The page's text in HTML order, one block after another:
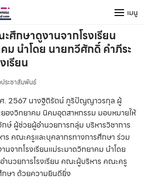
เมนู
ศึกษาดูงานจากโรงเรียน
ม นำโดย นายทวีศักดิ์ คำภีระ
เรียน
ระชาสัมพันธ์
. 2567 นางฐิติรัตน์ ภูริปัญญาวรกุล ผู้
ยองวิทยาคม นิคมอุตสาหกรรม มอบหมายให้
ษ์ ผู้ช่วยผู้อำนวยการกลุ่ม บริหารวิชาการ
คณะครูและบุคลากรทางการศึกษา ร่วม
จากโรงเรียนแม่ระมาดวิทยาคม นำโดย
นวยการโรงเรียน คณะผู้บริหาร คณะครู
กษา ด้วยความยินดียิ่ง